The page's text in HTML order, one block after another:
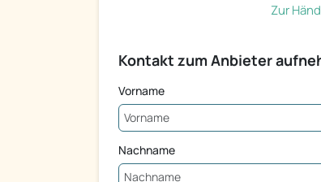
Zur
Kontakt zum Anbieter
Vorname
Nachname